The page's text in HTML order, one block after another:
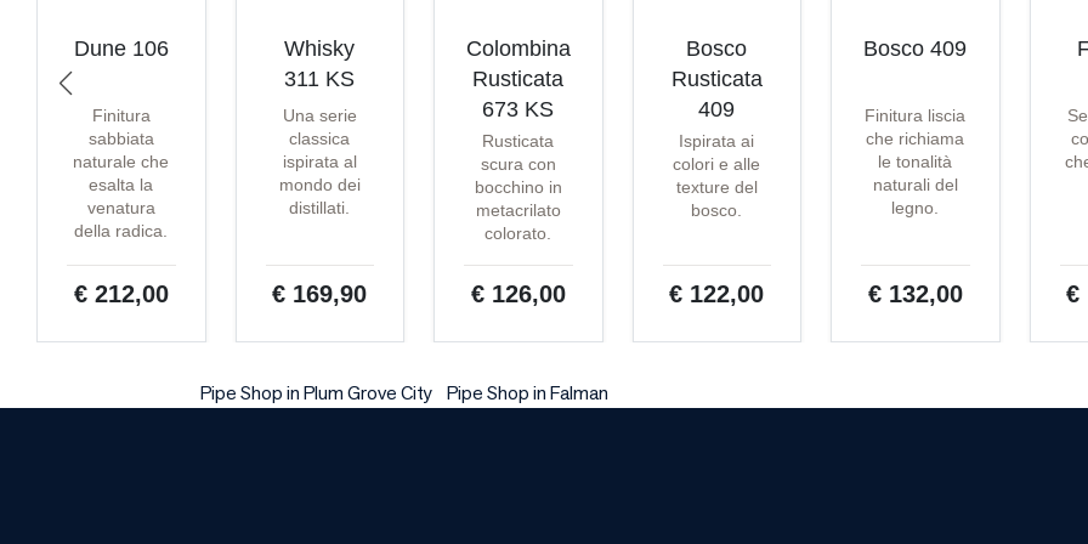
Dune 106
Finitura
sabbiata
naturale che
esalta la
venatura
della radica.
€ 212,00
Whisky
311 KS
Una serie
classica
ispirata al
mondo dei
distillati.
€ 169,90
Colombina
Rusticata
673 KS
Rusticata
scura con
bocchino in
metacrilato
colorato.
€ 126,00
Bosco
Rusticata
409
Ispirata ai
colori e alle
texture del
bosco.
€ 122,00
Bosco 409
Finitura liscia
che richiama
le tonalità
naturali del
legno.
€ 132,00 €
Pipe Shop in Plum Grove City Pipe Shop in Falman